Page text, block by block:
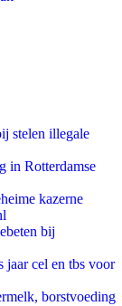
stelen illegale
in Rotterdamse
kazerne
bij
jaar cel en tbs voor
borstvoeding